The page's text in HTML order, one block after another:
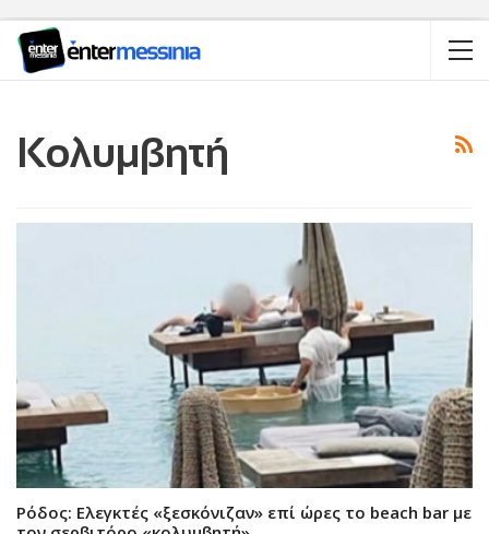
Κολυμβητή
Ρόδος: Ελεγκτές «ξεσκόνιζαν» επί ώρες το beach bar με